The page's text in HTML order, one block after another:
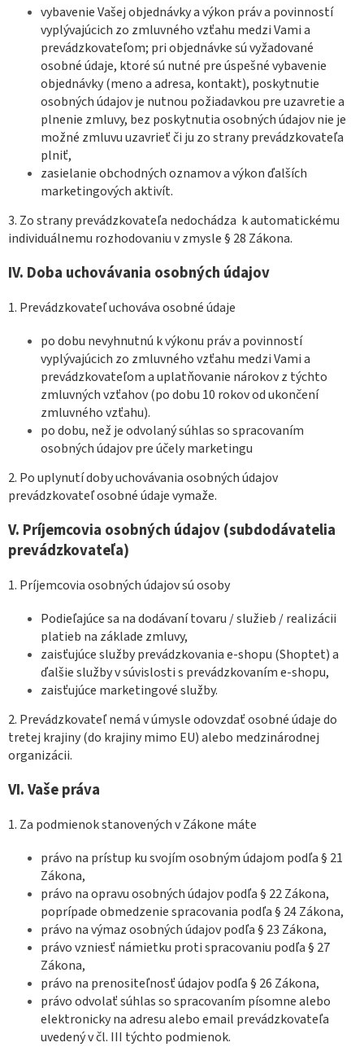
vybavenie Vašej objednávky a výkon práv a povinností
vyplývajúcich zo zmluvného vzťahu medzi Vami a
prevádzkovateľom; pri objednávke sú vyžadované
osobné údaje, ktoré sú nutné pre úspešné vybavenie
objednávky (meno a adresa, kontakt), poskytnutie
osobných údajov je nutnou požiadavkou pre uzavretie a
plnenie zmluvy, bez poskytnutia osobných údajov nie je
možné zmluvu uzavrieť či ju zo strany prevádzkovateľa
plniť,
zasielanie obchodných oznamov a výkon ďalších
marketingových aktivít.
3. Zo strany prevádzkovateľa nedochádza k automatickému
individuálnemu rozhodovaniu v zmysle § 28 Zákona.
IV. Doba uchovávania osobných údajov
1. Prevádzkovateľ uchováva osobné údaje
po dobu nevyhnutnú k výkonu práv a povinností
vyplývajúcich zo zmluvného vzťahu medzi Vami a
prevádzkovateľom a uplatňovanie nárokov z týchto
zmluvných vzťahov (po dobu 10 rokov od ukončení
zmluvného vzťahu).
po dobu, než je odvolaný súhlas so spracovaním
osobných údajov pre účely marketingu
2. Po uplynutí doby uchovávania osobných údajov
prevádzkovateľ osobné údaje vymaže.
V. Príjemcovia osobných údajov (subdodávatelia
prevádzkovateľa)
1. Príjemcovia osobných údajov sú osoby
Podieľajúce sa na dodávaní tovaru / služieb / realizácii
platieb na základe zmluvy,
zaisťujúce služby prevádzkovania e-shopu (Shoptet) a
ďalšie služby v súvislosti s prevádzkovaním e-shopu,
zaisťujúce marketingové služby.
2. Prevádzkovateľ nemá v úmysle odovzdať osobné údaje do
tretej krajiny (do krajiny mimo EU) alebo medzinárodnej
organizácii.
VI.Vaše práva
1. Za podmienok stanovených v Zákone máte
právo na prístup ku svojím osobným údajom podľa § 21
Zákona,
právo na opravu osobných údajov podľa § 22 Zákona,
poprípade obmedzenie spracovania podľa § 24 Zákona,
právo na výmaz osobných údajov podľa § 23 Zákona,
právo vzniesť námietku proti spracovaniu podľa § 27
Zákona,
právo na prenositeľnosť údajov podľa § 26 Zákona,
právo odvolať súhlas so spracovaním písomne alebo
elektronicky na adresu alebo email prevádzkovateľa
uvedený v čl. III týchto podmienok.